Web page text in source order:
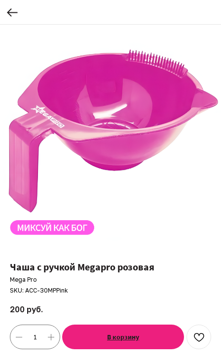
Чаша с ручкой Megapro розовая
Mega Pro
SKU: ACC-30MPPink
200 руб.
В корзину